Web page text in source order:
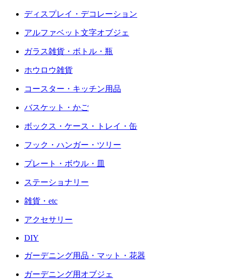
ディスプレイ・デコレーション
アルファベット文字オブジェ
ガラス雑貨・ボトル・瓶
ホウロウ雑貨
コースター・キッチン用品
バスケット・かご
ボックス・ケース・トレイ・缶
フック・ハンガー・ツリー
プレート・ボウル・皿
ステーショナリー
雑貨・etc
アクセサリー
DIY
ガーデニング用品・マット・花器
ガーデニング用オブジェ